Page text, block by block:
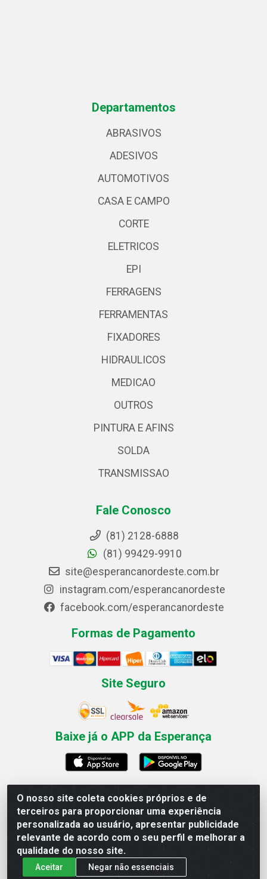
O nosso site coleta cookies próprios e de
terceiros para proporcionar uma experiência
personalizada ao usuário, apresentar publicidade
relevante de acordo com o seu perfil e melhorar a
qualidade do nosso site.
Aceitar Negar não essenciais
Departamentos
ABRASIVOS
ADESIVOS
AUTOMOTIVOS
CASA E CAMPO
CORTE
ELETRICOS
EPI
FERRAGENS
FERRAMENTAS
FIXADORES
HIDRAULICOS
MEDICAO
OUTROS
PINTURA E AFINS
SOLDA
TRANSMISSAO
Fale Conosco
(81) 2128-6888
(81) 99429-9910
site@esperancanordeste.com.br
instagram.com/esperancanordeste
facebook.com/esperancanordeste
Formas de Pagamento
Site Seguro
Baixe já o APP da Esperança
Esperança Nordeste - Rua Professor Caldas Filho, 291 -
Estância - Recife / PE CEP: 50771-335 - CNPJ
03.666.136/0001-23